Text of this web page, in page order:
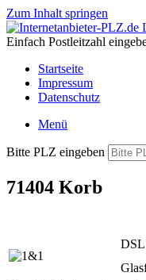
Zum Inhalt springen
Einfach Postleitzahl
Startseite
Impressum
Datenschutz
Menü
Bitte PLZ eingeben
71404 Korb
DSL